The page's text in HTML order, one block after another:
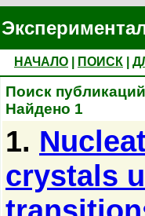
НАЧАЛО ПОИСК
Поиск
Найдено 1
1.
crystals